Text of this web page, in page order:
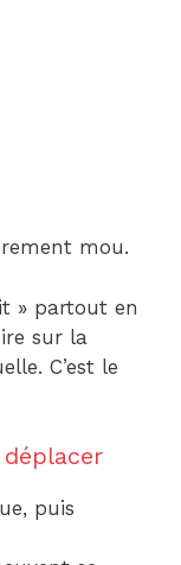
mou.
» partout en
sur la
C’est le
puis